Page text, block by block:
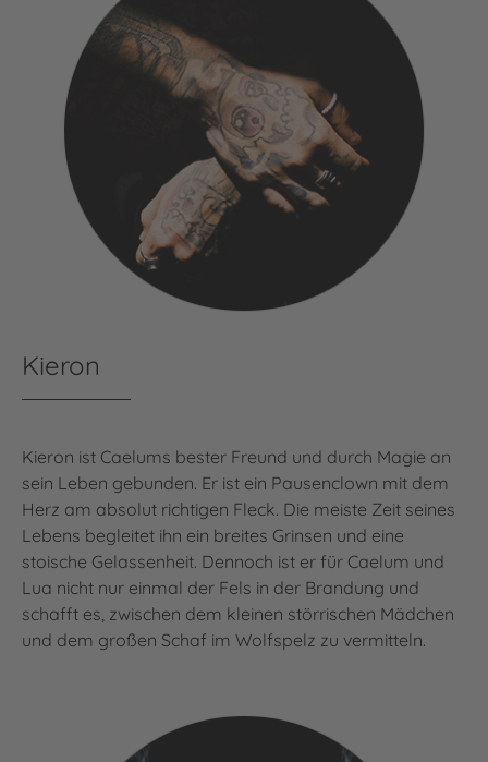
Kieron
Kieron ist Caelums bester Freund und durch Magie an
sein Leben gebunden. Er ist ein Pausenclown mit dem
Herz am absolut richtigen Fleck. Die meiste Zeit seines
Lebens begleitet ihn ein breites Grinsen und eine
stoische Gelassenheit. Dennoch ist er für Caelum und
Lua nicht nur einmal der Fels in der Brandung und
schafft es, zwischen dem kleinen störrischen Mädchen
und dem großen Schaf im Wolfspelz zu vermitteln.